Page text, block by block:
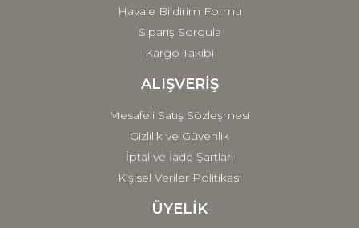
Gönder
Havale Bildirim Formu
Sipariş Sorgula
Kargo Takibi
ALIŞVERİŞ
Mesafeli Satış Sözleşmesi
Gizlilik ve Güvenlik
İptal ve İade Şartları
Kişisel Veriler Politikası
ÜYELİK